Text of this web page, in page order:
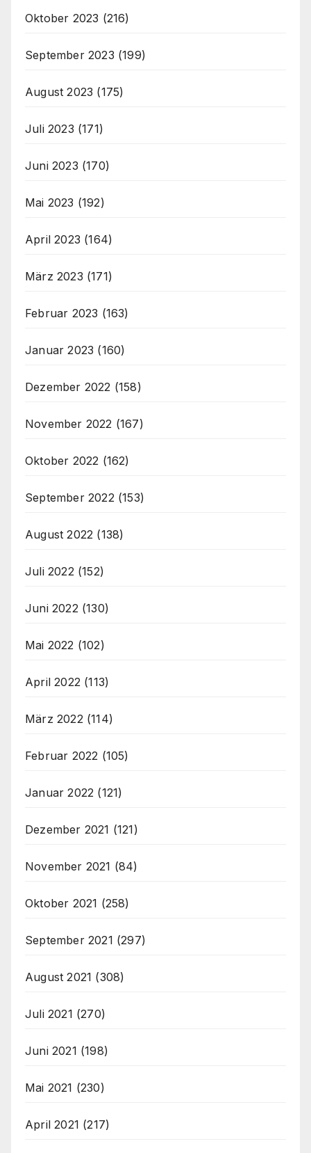
Oktober 2023 (216)
September 2023 (199)
August 2023 (175)
Juli 2023 (171)
Juni 2023 (170)
Mai 2023 (192)
April 2023 (164)
März 2023 (171)
Februar 2023 (163)
Januar 2023 (160)
Dezember 2022 (158)
November 2022 (167)
Oktober 2022 (162)
September 2022 (153)
August 2022 (138)
Juli 2022 (152)
Juni 2022 (130)
Mai 2022 (102)
April 2022 (113)
März 2022 (114)
Februar 2022 (105)
Januar 2022 (121)
Dezember 2021 (121)
November 2021 (84)
Oktober 2021 (258)
September 2021 (297)
August 2021 (308)
Juli 2021 (270)
Juni 2021 (198)
Mai 2021 (230)
April 2021 (217)